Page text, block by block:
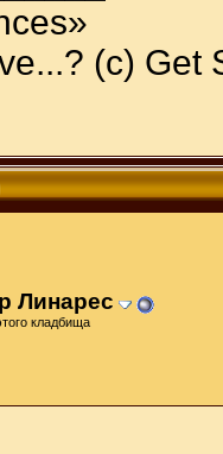
(c) Get
Линарес
кладбища